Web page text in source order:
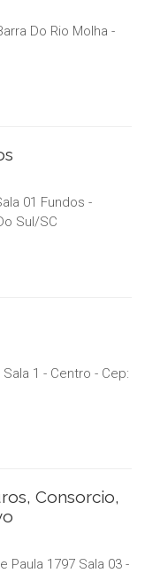
Do Rio Molha -
01 Fundos -
Sul/SC
1 - Centro - Cep:
Consorcio,
Paula 1797 Sala 03 -